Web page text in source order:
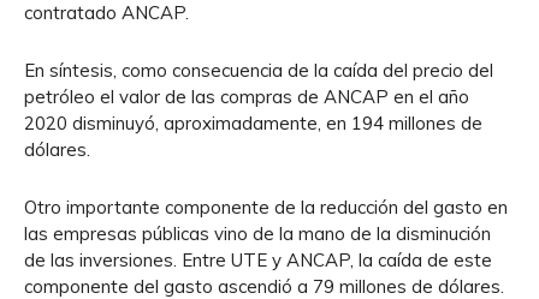
contratado ANCAP.
En síntesis, como consecuencia de la caída del precio del
petróleo el valor de las compras de ANCAP en el año
2020 disminuyó, aproximadamente, en 194 millones de
dólares.
Otro importante componente de la reducción del gasto en
las empresas públicas vino de la mano de la disminución
de las inversiones. Entre UTE y ANCAP, la caída de este
componente del gasto ascendió a 79 millones de dólares.